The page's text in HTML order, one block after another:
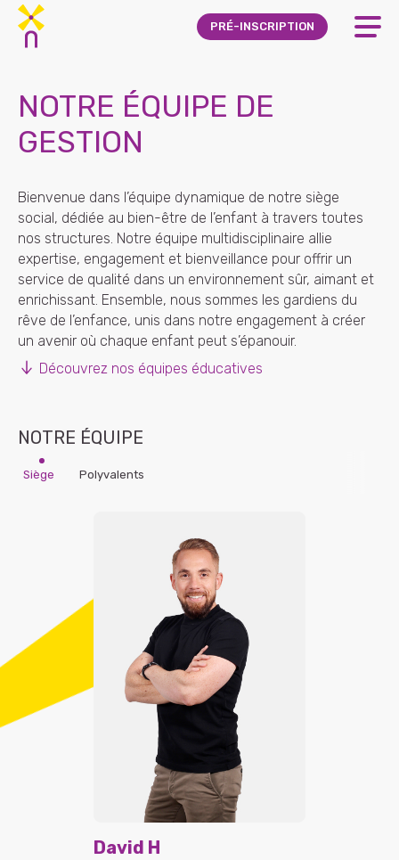
Skip to main content
PRÉ-INSCRIPTION
NOTRE ÉQUIPE DE
GESTION
Bienvenue dans l’équipe dynamique de notre siège
social, dédiée au bien-être de l’enfant à travers toutes
nos structures. Notre équipe multidisciplinaire allie
expertise, engagement et bienveillance pour offrir un
service de qualité dans un environnement sûr, aimant et
enrichissant. Ensemble, nous sommes les gardiens du
rêve de l’enfance, unis dans notre engagement à créer
un avenir où chaque enfant peut s’épanouir.
Découvrez nos équipes éducatives
NOTRE ÉQUIPE
Siège Polyvalents
David H